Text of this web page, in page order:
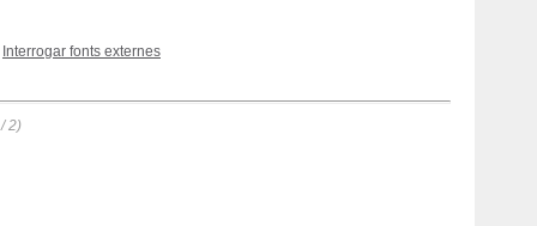
Interrogar fonts externes
2)